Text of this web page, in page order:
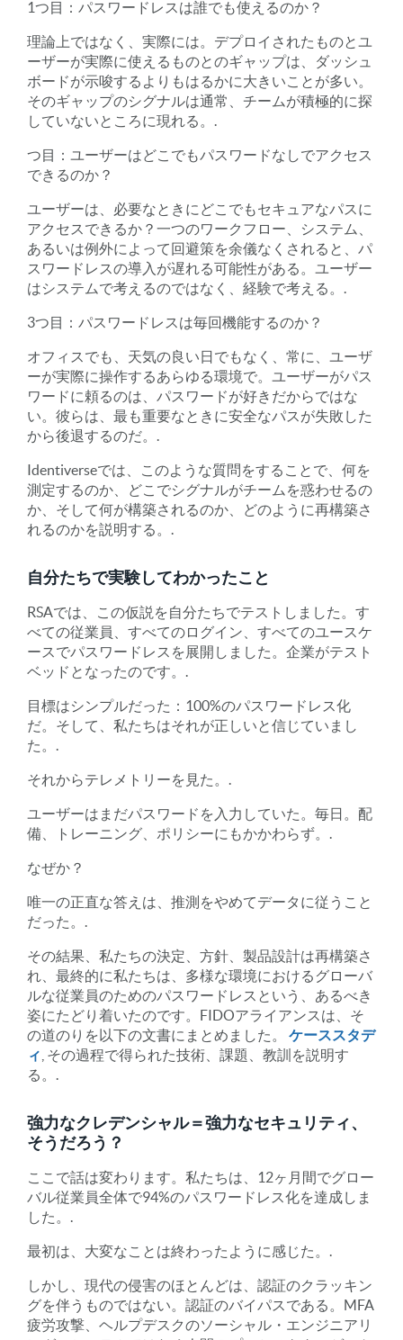
1つ目：パスワードレスは誰でも使えるのか？
理論上ではなく、実際には。デプロイされたものとユ
ーザーが実際に使えるものとのギャップは、ダッシュ
ボードが示唆するよりもはるかに大きいことが多い。
そのギャップのシグナルは通常、チームが積極的に探
していないところに現れる。.
つ目：ユーザーはどこでもパスワードなしでアクセス
できるのか？
ユーザーは、必要なときにどこでもセキュアなパスに
アクセスできるか？一つのワークフロー、システム、
あるいは例外によって回避策を余儀なくされると、パ
スワードレスの導入が遅れる可能性がある。ユーザー
はシステムで考えるのではなく、経験で考える。.
3つ目：パスワードレスは毎回機能するのか？
オフィスでも、天気の良い日でもなく、常に、ユーザ
ーが実際に操作するあらゆる環境で。ユーザーがパス
ワードに頼るのは、パスワードが好きだからではな
い。彼らは、最も重要なときに安全なパスが失敗した
から後退するのだ。.
Identiverseでは、このような質問をすることで、何を
測定するのか、どこでシグナルがチームを惑わせるの
か、そして何が構築されるのか、どのように再構築さ
れるのかを説明する。.
自分たちで実験してわかったこと
RSAでは、この仮説を自分たちでテストしました。す
べての従業員、すべてのログイン、すべてのユースケ
ースでパスワードレスを展開しました。企業がテスト
ベッドとなったのです。.
目標はシンプルだった：100%のパスワードレス化
だ。そして、私たちはそれが正しいと信じていまし
た。.
それからテレメトリーを見た。.
ユーザーはまだパスワードを入力していた。毎日。配
備、トレーニング、ポリシーにもかかわらず。.
なぜか？
唯一の正直な答えは、推測をやめてデータに従うこと
だった。.
その結果、私たちの決定、方針、製品設計は再構築さ
れ、最終的に私たちは、多様な環境におけるグローバ
ルな従業員のためのパスワードレスという、あるべき
姿にたどり着いたのです。FIDOアライアンスは、そ
の道のりを以下の文書にまとめました。 ケーススタデ
ィ , その過程で得られた技術、課題、教訓を説明す
る。.
強力なクレデンシャル＝強力なセキュリティ、
そうだろう？
ここで話は変わります。私たちは、12ヶ月間でグロー
バル従業員全体で94%のパスワードレス化を達成しま
した。.
最初は、大変なことは終わったように感じた。.
しかし、現代の侵害のほとんどは、認証のクラッキン
グを伴うものではない。認証のバイパスである。MFA
疲労攻撃、ヘルプデスクのソーシャル・エンジニアリ